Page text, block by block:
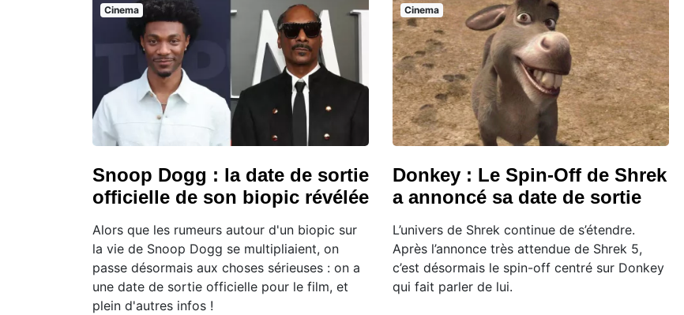
Cinema
Snoop Dogg : la date de sortie
officielle de son biopic révélée
Alors que les rumeurs autour d'un biopic sur
la vie de Snoop Dogg se multipliaient, on
passe désormais aux choses sérieuses : on a
une date de sortie officielle pour le film, et
plein d'autres infos !
Cinema
Donkey : Le Spin-Off de Shrek
a annoncé sa date de sortie
L’univers de Shrek continue de s’étendre.
Après l’annonce très attendue de Shrek 5,
c’est désormais le spin-off centré sur Donkey
qui fait parler de lui.